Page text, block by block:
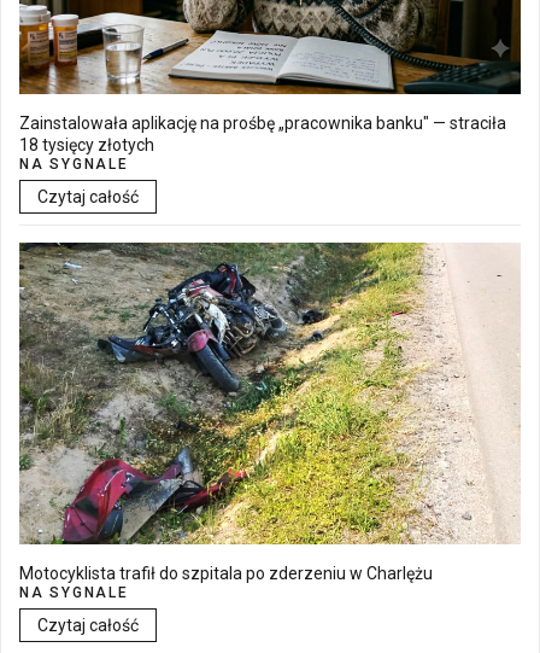
Zainstalowała aplikację na prośbę „pracownika banku" — straciła
18 tysięcy złotych
NA SYGNALE
Czytaj całość
Motocyklista trafił do szpitala po zderzeniu w Charlężu
NA SYGNALE
Czytaj całość